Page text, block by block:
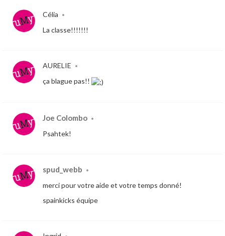
Célia •
La classe!!!!!!!
AURELIE •
ça blague pas!!
Joe Colombo •
Psahtek!
spud_webb •
merci pour votre aide et votre temps donné!
spainkicks équipe